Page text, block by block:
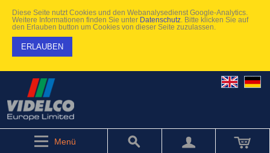
Diese Seite nutzt Cookies und den Webanalysedienst Google-Analytics.
Weitere Informationen finden Sie unter Datenschutz . Bitte klicken Sie auf
den Erlauben button um Cookies von dieser Seite zuzulassen.
ERLAUBEN
Menü